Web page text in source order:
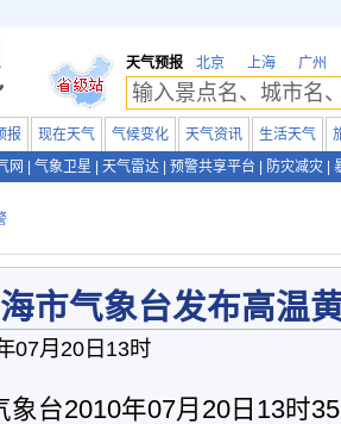
天气预报 北京 上海 广州
报 现在天气 气候变化 天气资讯 生活天气
网 气象卫星 天气雷达 预警共享平台 防灾减灾
市气象台发布高温
07月20日13时
象台2010年07月20日13时